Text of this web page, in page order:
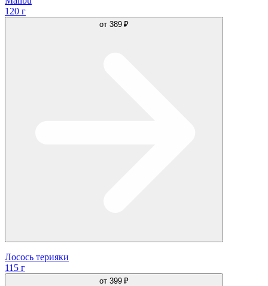
120 г
от 389 ₽
Лосось терияки
115 г
от 399 ₽